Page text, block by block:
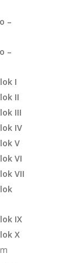
–
–
I
II
III
IV
V
VI
VII
IX
X